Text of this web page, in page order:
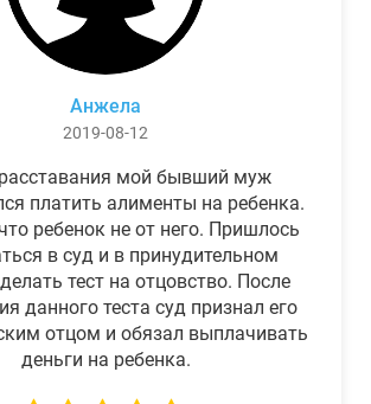
Анжела
2019-08-12
мой бывший муж
платить алименты на ребенка.
ребенок не от него. Пришлось
в суд и в принудительном
тест на отцовство. После
данного теста суд признал его
отцом и обязал выплачивать
деньги на ребенка.